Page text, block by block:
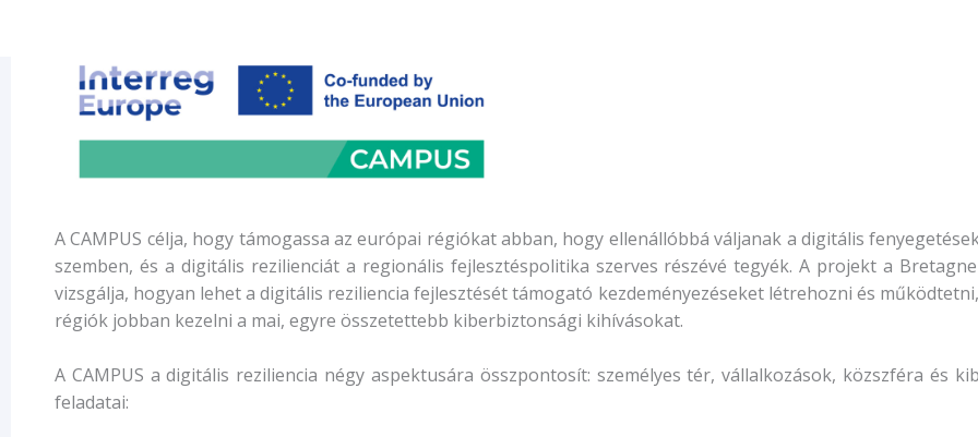
A CAMPUS célja, hogy támogassa az európai régiókat abban, hogy ellenállóbbá váljanak a digitális
szemben, és a digitális rezilienciát a regionális fejlesztéspolitika szerves részévé tegyék. A projekt a
vizsgálja, hogyan lehet a digitális reziliencia fejlesztését támogató kezdeményezéseket létrehozni és
régiók jobban kezelni a mai, egyre összetettebb kiberbiztonsági kihívásokat.
A CAMPUS a digitális reziliencia négy aspektusára összpontosít: személyes tér, vállalkozások, közszféra és
feladatai: